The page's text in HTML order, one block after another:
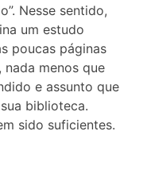
Nesse sentido,
um estudo
poucas páginas
menos que
e assunto que
biblioteca.
sido suficientes.